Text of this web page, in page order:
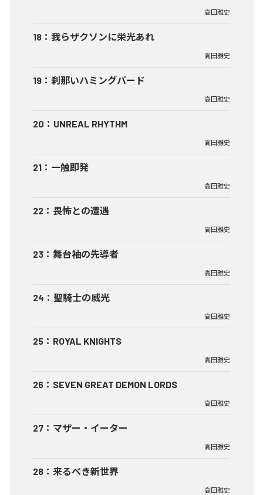
高田雅史
18 ： 我らザクソンに栄光あれ
高田雅史
19 ： 刹那いハミングバード
高田雅史
20 ： UNREAL RHYTHM
高田雅史
21 ： 一触即発
高田雅史
22 ： 畏怖との遭遇
高田雅史
23 ： 舞台袖の先導者
高田雅史
24 ： 聖騎士の威光
高田雅史
25 ： ROYAL KNIGHTS
高田雅史
26 ： SEVEN GREAT DEMON LORDS
高田雅史
27 ： マザー・イーター
高田雅史
28 ： 来るべき新世界
高田雅史